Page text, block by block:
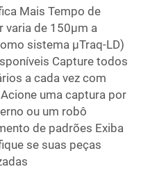
Mais Tempo de
varia de 150µm a
sistema µTraq-LD)
Capture todos
a cada vez com
uma captura por
ou um robô
de padrões Exiba
se suas peças